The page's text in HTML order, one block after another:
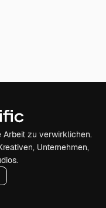
Arbeit zu verwirklichen.
Unternehmen,